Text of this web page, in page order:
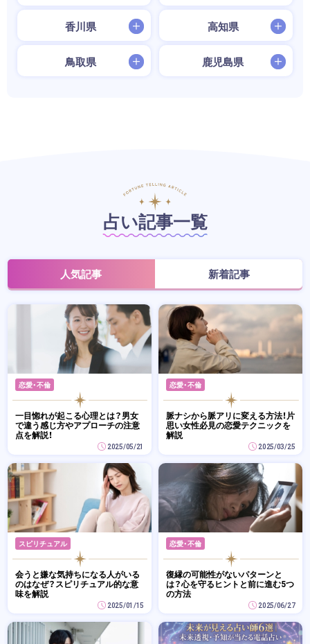
香川県 高知県
鳥取県 鹿児島県
占い記事一覧
人気記事 新着記事
恋愛・不倫
一目惚れが起こる心理とは？男女
で違う感じ方やアプローチの注意
点を解説！
2025/05/21
恋愛・不倫
脈ナシから脈アリに変える方法！片
思い女性必見の恋愛テクニックを
解説
2025/03/25
スピリチュアル
会うと嫌な気持ちになる人がいる
のはなぜ？スピリチュアル的な意
味を解説
2025/01/15
恋愛・不倫
復縁の可能性がないパターンと
は？心を守るヒントと前に進む5つ
の方法
2025/06/27